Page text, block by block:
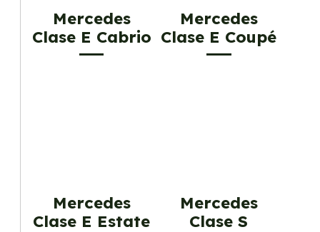
Mercedes
Clase E Cabrio
Mercedes
Clase E Coupé
Mercedes
Clase E Estate
Mercedes
Clase S